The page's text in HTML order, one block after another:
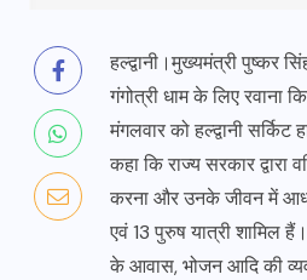
हल्द्वानी।मुख्यमंत्री पुष्कर
गंगोत्री धाम के लिए रवाना
मंगलवार को हल्द्वानी
कहा कि राज्य सरकार द्वारा
करना और उनके जीवन में
एवं 13 पुरुष यात्री शामिल
के आवास, भोजन आदि की